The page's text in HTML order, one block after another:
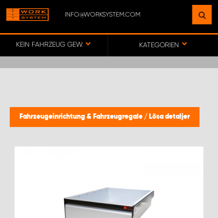
INFO@WORKSYSTEM.COM
KEIN FAHRZEUG GEWÄHLT KATEGORIEN
Fahrzeugeinrichtung & Fahrzeugregale / Lösa detaljer
FINDEN SIE EINEN STANDORT
IN IHRER NÄHE
KEY ACCOUNT GERMANY
WORK SYSTEM FRANKFURT (MAIN)